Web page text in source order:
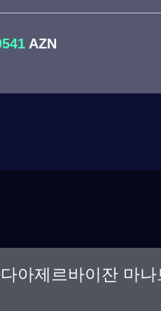
AZN
아제르바이잔 마나